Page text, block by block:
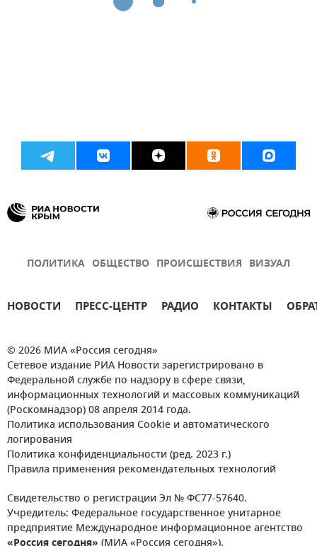
ПОЛИТИКА ОБЩЕСТВО ПРОИСШЕСТВИЯ ВИЗУАЛ
НОВОСТИ ПРЕСС-ЦЕНТР РАДИО КОНТАКТЫ
© 2026 МИА «Россия сегодня»
Сетевое издание РИА Новости зарегистрировано в
Федеральной службе по надзору в сфере связи,
информационных технологий и массовых коммуникаций
(Роскомнадзор) 08 апреля 2014 года.
Политика использования Cookie и автоматического
логирования
Политика конфиденциальности (ред. 2023 г.)
Правила применения рекомендательных технологий
Свидетельство о регистрации Эл № ФС77-57640.
Учредитель: Федеральное государственное унитарное
предприятие Международное информационное агентство